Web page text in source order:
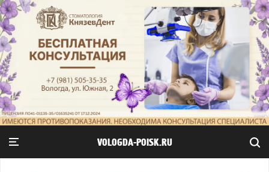
VOLOGDA-POISK.RU